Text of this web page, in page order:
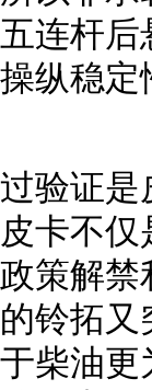
连杆
纵稳
验证
卡不
策解
铃拓
柴油